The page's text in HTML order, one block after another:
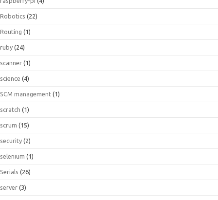
Robotics (22)
Routing (1)
ruby (24)
scanner (1)
science (4)
SCM management (1)
scratch (1)
scrum (15)
security (2)
selenium (1)
Serials (26)
server (3)